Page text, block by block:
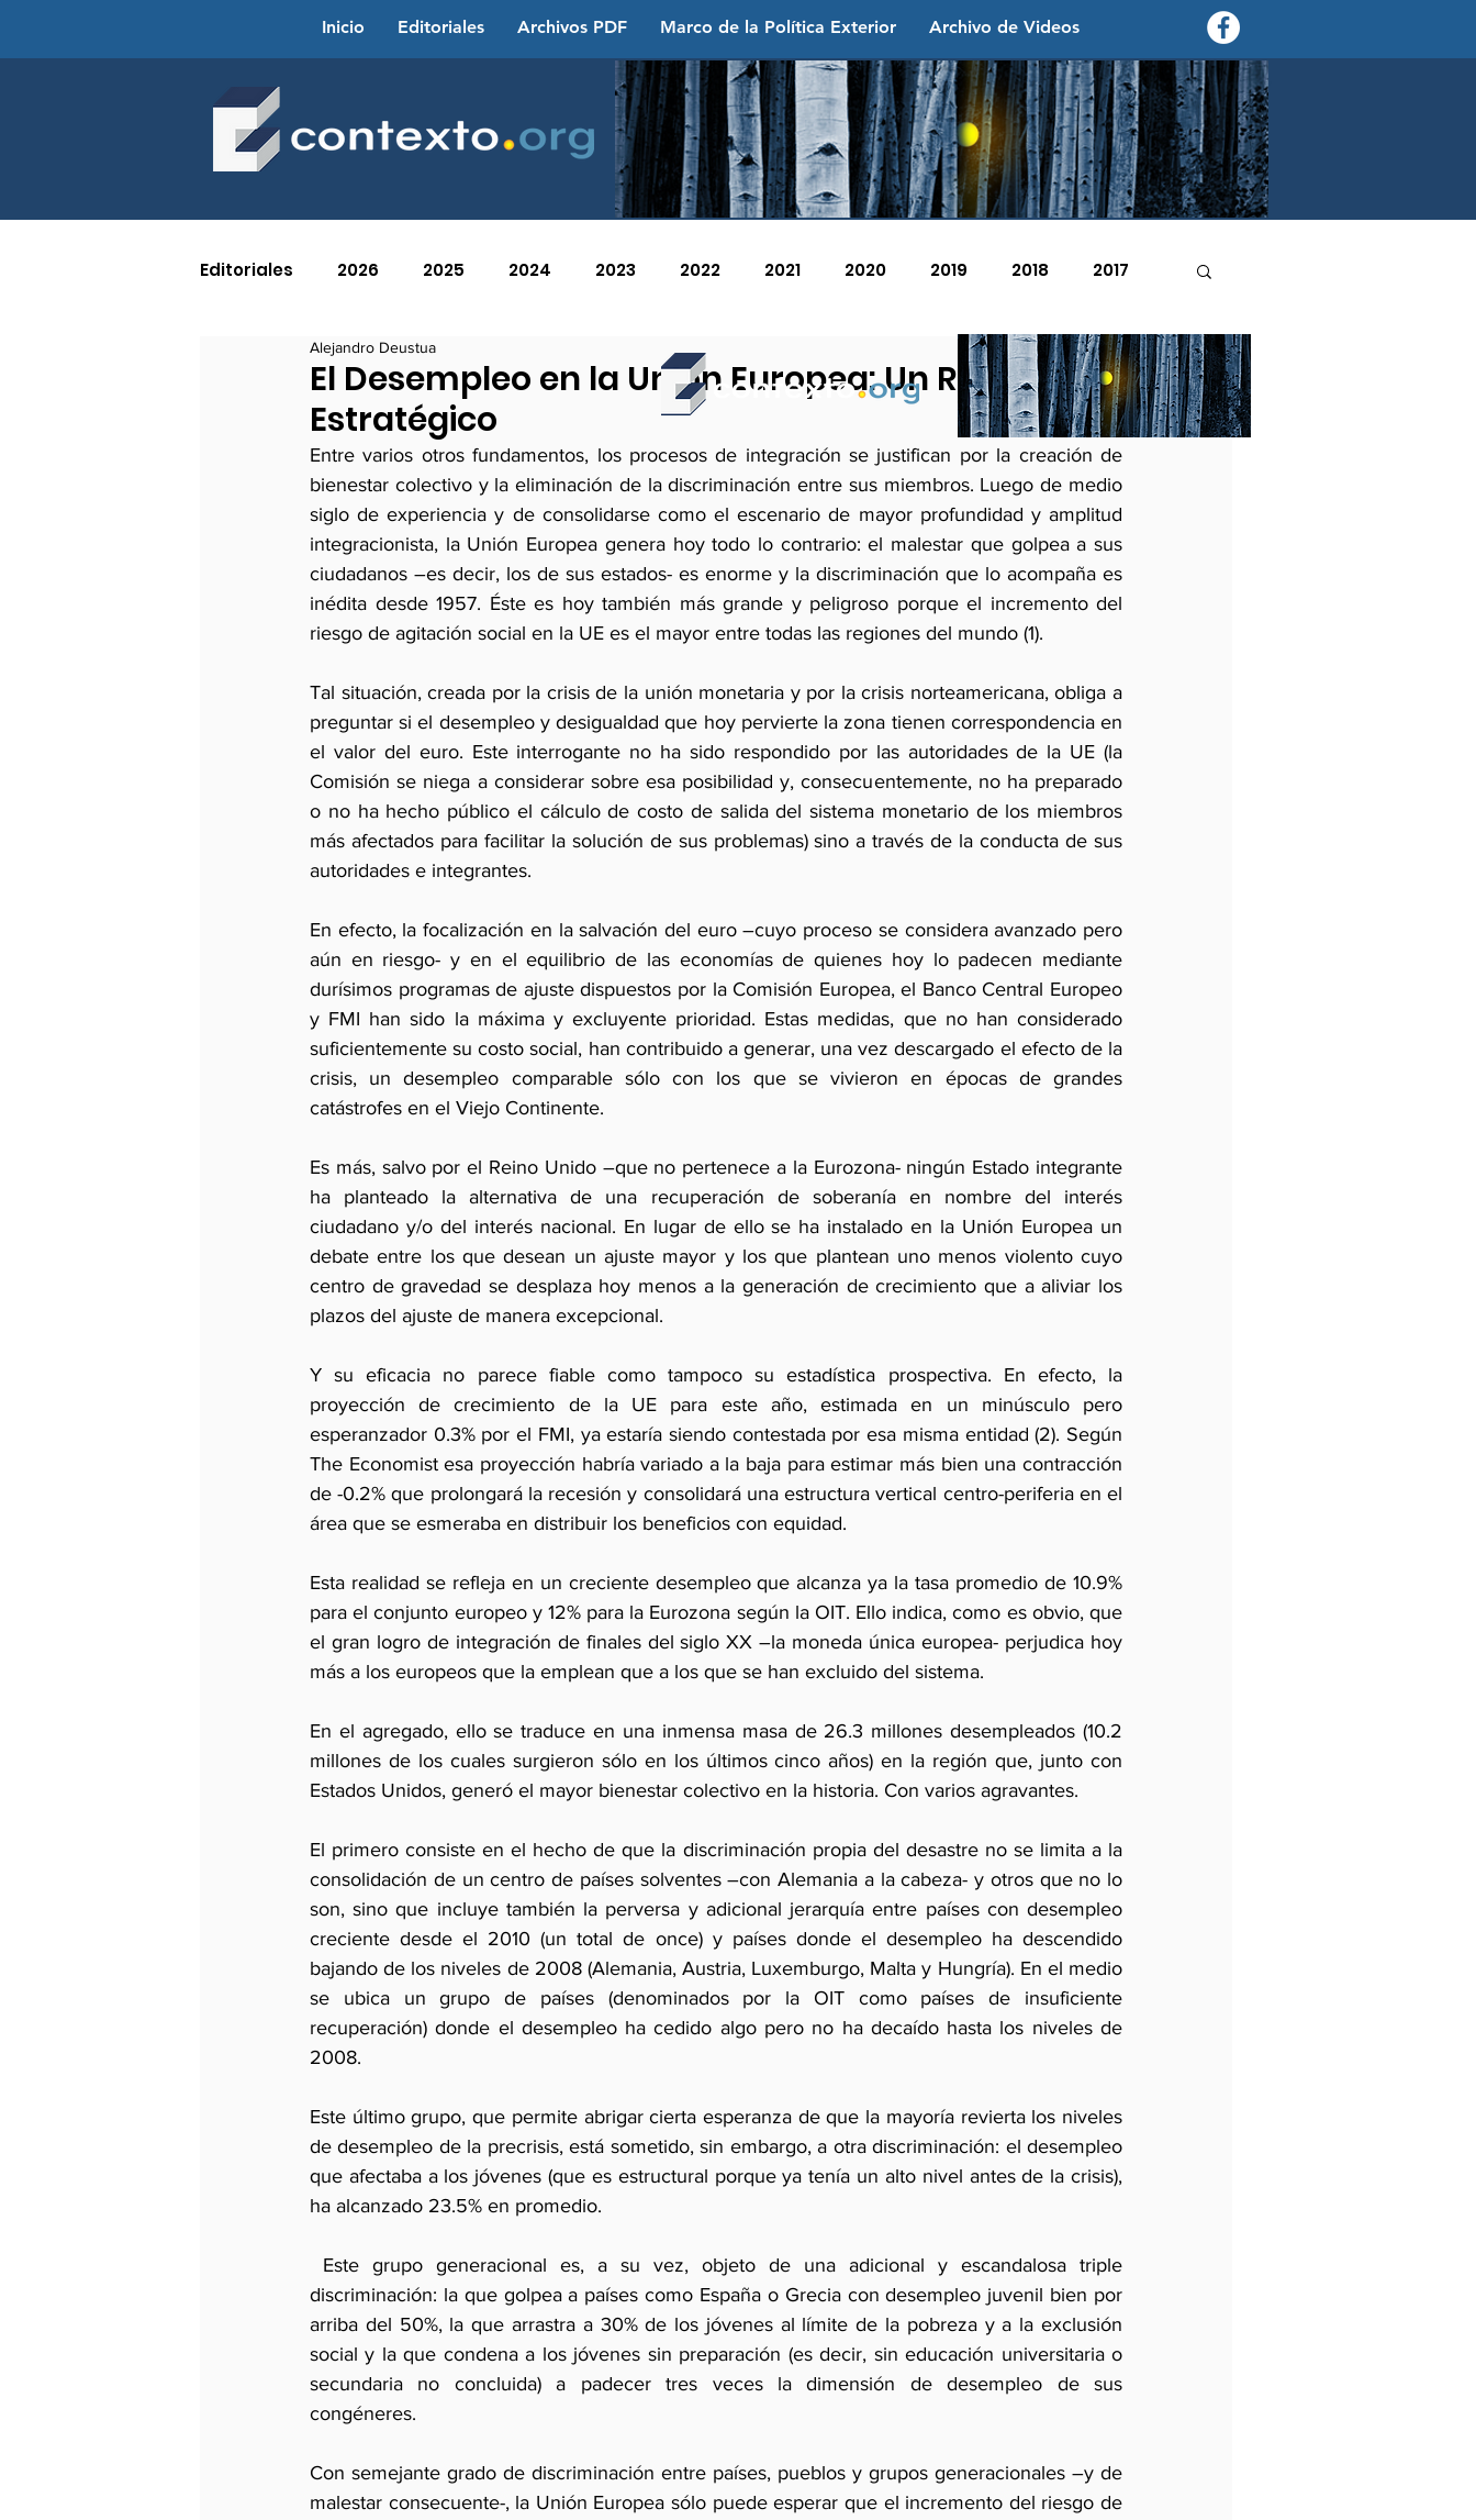
Inicio Editoriales Archivos PDF Marco de la Política Exterior Archivo de Videos
contexto - politica exterior
Editoriales 2026 2025 2024 2023 2022 2021 2020 2019 2018 2017
2015 2014 2011 2007 2006
2004 2003
El Desempleo en la Unión Europea: Un Riesgo
Estratégico
Alejandro Deustua
Entre varios otros fundamentos, los procesos de integración se justifican por la creación de
bienestar colectivo y la eliminación de la discriminación entre sus miembros. Luego de medio
siglo de experiencia y de consolidarse como el escenario de mayor profundidad y amplitud
integracionista, la Unión Europea genera hoy todo lo contrario: el malestar que golpea a sus
ciudadanos –es decir, los de sus estados- es enorme y la discriminación que lo acompaña es
inédita desde 1957. Éste es hoy también más grande y peligroso porque el incremento del
riesgo de agitación social en la UE es el mayor entre todas las regiones del mundo (1).
Tal situación, creada por la crisis de la unión monetaria y por la crisis norteamericana, obliga a
preguntar si el desempleo y desigualdad que hoy pervierte la zona tienen correspondencia en
el valor del euro. Este interrogante no ha sido respondido por las autoridades de la UE (la
Comisión se niega a considerar sobre esa posibilidad y, consecuentemente, no ha preparado
o no ha hecho público el cálculo de costo de salida del sistema monetario de los miembros
más afectados para facilitar la solución de sus problemas) sino a través de la conducta de sus
autoridades e integrantes.
En efecto, la focalización en la salvación del euro –cuyo proceso se considera avanzado pero
aún en riesgo- y en el equilibrio de las economías de quienes hoy lo padecen mediante
durísimos programas de ajuste dispuestos por la Comisión Europea, el Banco Central Europeo
y FMI han sido la máxima y excluyente prioridad. Estas medidas, que no han considerado
suficientemente su costo social, han contribuido a generar, una vez descargado el efecto de la
crisis, un desempleo comparable sólo con los que se vivieron en épocas de grandes
catástrofes en el Viejo Continente.
Es más, salvo por el Reino Unido –que no pertenece a la Eurozona- ningún Estado integrante
ha planteado la alternativa de una recuperación de soberanía en nombre del interés
ciudadano y/o del interés nacional. En lugar de ello se ha instalado en la Unión Europea un
debate entre los que desean un ajuste mayor y los que plantean uno menos violento cuyo
centro de gravedad se desplaza hoy menos a la generación de crecimiento que a aliviar los
plazos del ajuste de manera excepcional.
Y su eficacia no parece fiable como tampoco su estadística prospectiva. En efecto, la
proyección de crecimiento de la UE para este año, estimada en un minúsculo pero
esperanzador 0.3% por el FMI, ya estaría siendo contestada por esa misma entidad (2). Según
The Economist esa proyección habría variado a la baja para estimar más bien una contracción
de -0.2% que prolongará la recesión y consolidará una estructura vertical centro-periferia en el
área que se esmeraba en distribuir los beneficios con equidad.
Esta realidad se refleja en un creciente desempleo que alcanza ya la tasa promedio de 10.9%
para el conjunto europeo y 12% para la Eurozona según la OIT. Ello indica, como es obvio, que
el gran logro de integración de finales del siglo XX –la moneda única europea- perjudica hoy
más a los europeos que la emplean que a los que se han excluido del sistema.
En el agregado, ello se traduce en una inmensa masa de 26.3 millones desempleados (10.2
millones de los cuales surgieron sólo en los últimos cinco años) en la región que, junto con
Estados Unidos, generó el mayor bienestar colectivo en la historia. Con varios agravantes.
El primero consiste en el hecho de que la discriminación propia del desastre no se limita a la
consolidación de un centro de países solventes –con Alemania a la cabeza- y otros que no lo
son, sino que incluye también la perversa y adicional jerarquía entre países con desempleo
creciente desde el 2010 (un total de once) y países donde el desempleo ha descendido
bajando de los niveles de 2008 (Alemania, Austria, Luxemburgo, Malta y Hungría). En el medio
se ubica un grupo de países (denominados por la OIT como países de insuficiente
recuperación) donde el desempleo ha cedido algo pero no ha decaído hasta los niveles de
2008.
Este último grupo, que permite abrigar cierta esperanza de que la mayoría revierta los niveles
de desempleo de la precrisis, está sometido, sin embargo, a otra discriminación: el desempleo
que afectaba a los jóvenes (que es estructural porque ya tenía un alto nivel antes de la crisis),
ha alcanzado 23.5% en promedio.
discriminación: la que golpea a países como España o Grecia con desempleo juvenil bien por
arriba del 50%, la que arrastra a 30% de los jóvenes al límite de la pobreza y a la exclusión
social y la que condena a los jóvenes sin preparación (es decir, sin educación universitaria o
secundaria no concluida) a padecer tres veces la dimensión de desempleo de sus
congéneres.
Con semejante grado de discriminación entre países, pueblos y grupos generacionales –y de
malestar consecuente-, la Unión Europea sólo puede esperar que el incremento del riesgo de